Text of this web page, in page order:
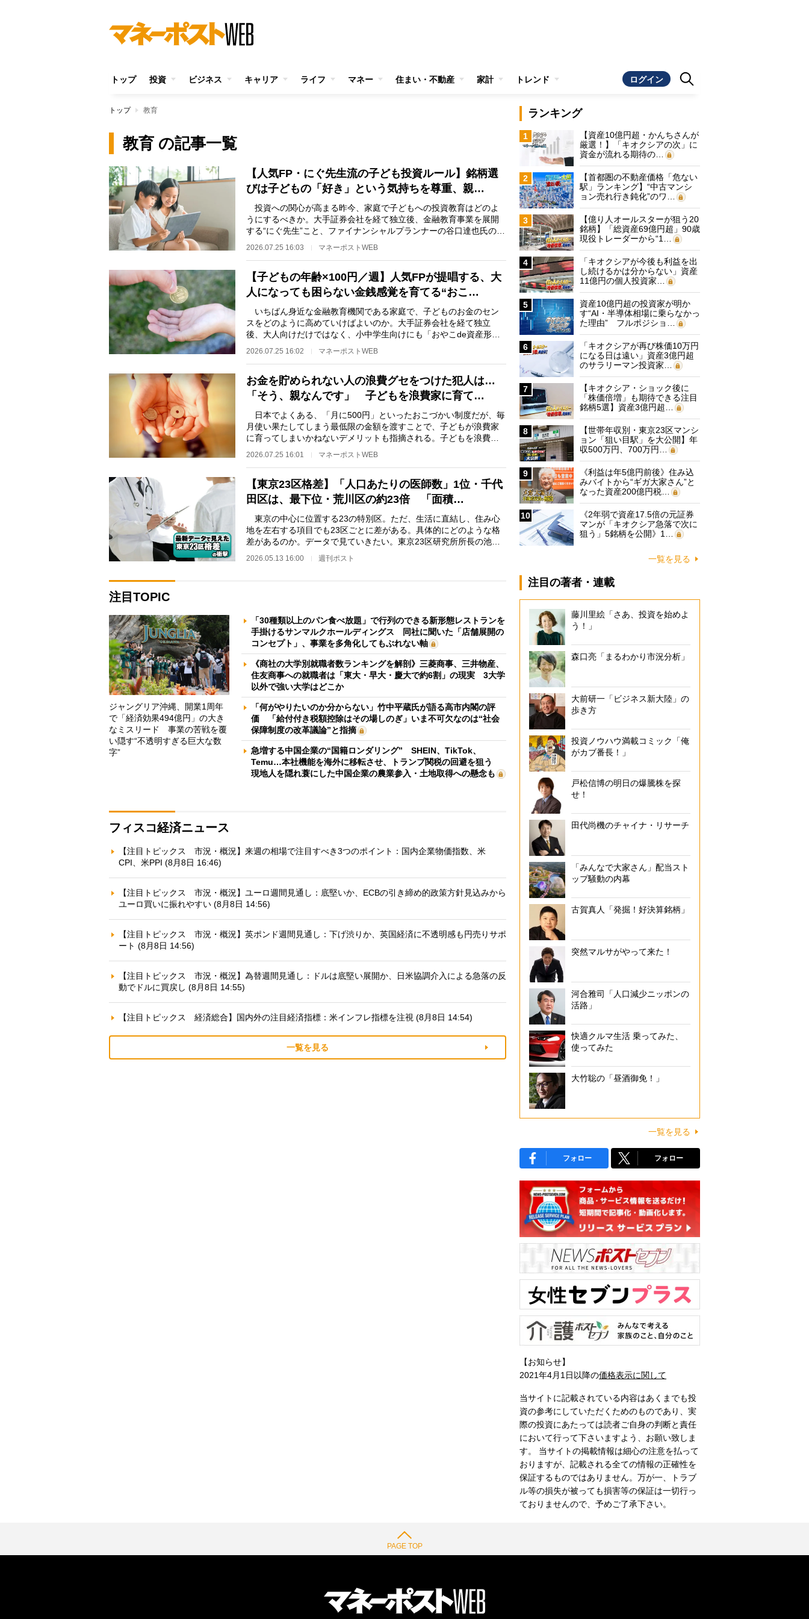
トップ 投資 ビジネス キャリア ライフ マネー 住まい・不動産 家計 トレンド ログイン
トップ 教育
教育 の記事一覧
【人気FP・にぐ先生流の子ども投資ルール】銘柄選
びは子どもの「好き」という気持ちを尊重、親…
投資への関心が高まる昨今、家庭で子どもへの投資教育はどのよ
うにするべきか。大手証券会社を経て独立後、金融教育事業を展開
する“にぐ先生”こと、ファイナンシャルプランナーの谷口達也氏の著
2026.07.25 16:03 マネーポストWEB
【子どもの年齢×100円／週】人気FPが提唱する、大
人になっても困らない金銭感覚を育てる“おこ…
いちばん身近な金融教育機関である家庭で、子どものお金のセン
スをどのように高めていけばよいのか。大手証券会社を経て独立
後、大人向けだけではなく、小中学生向けにも「おやこde資産形成
2026.07.25 16:02 マネーポストWEB
お金を貯められない人の浪費グセをつけた犯人は…
「そう、親なんです」 子どもを浪費家に育て…
日本でよくある、「月に500円」といったおこづかい制度だが、毎
月使い果たしてしまう最低限の金額を渡すことで、子どもが浪費家
に育ってしまいかねないデメリットも指摘される。子どもを浪費家
2026.07.25 16:01 マネーポストWEB
【東京23区格差】「人口あたりの医師数」1位・千代
田区は、最下位・荒川区の約23倍 「面積…
東京の中心に位置する23の特別区。ただ、生活に直結し、住み心
地を左右する項目でも23区ごとに差がある。具体的にどのような格
差があるのか。データで見ていきたい。東京23区研究所所長の池田
利道氏の協力により…
2026.05.13 16:00 週刊ポスト
注目TOPIC
ジャングリア沖縄、開業1周年
で「経済効果494億円」の大き
なミスリード 事業の苦戦を覆
い隠す“不透明すぎる巨大な数
字”
「30種類以上のパン食べ放題」で行列のできる新形態レストランを
手掛けるサンマルクホールディングス 同社に聞いた「店舗展開の
コンセプト」、事業を多角化してもぶれない軸
《商社の大学別就職者数ランキングを解剖》三菱商事、三井物産、
住友商事への就職者は「東大・早大・慶大で約6割」の現実 3大学
以外で強い大学はどこか
「何がやりたいのか分からない」竹中平蔵氏が語る高市内閣の評
価 「給付付き税額控除はその場しのぎ」いま不可欠なのは“社会
保障制度の改革議論”と指摘
急増する中国企業の“国籍ロンダリング” SHEIN、TikTok、
Temu…本社機能を海外に移転させ、トランプ関税の回避を狙う
現地人を隠れ蓑にした中国企業の農業参入・土地取得への懸念も
フィスコ経済ニュース
【注目トピックス 市況・概況】来週の相場で注目すべき3つのポイント：国内企業物価指数、米
CPI、米PPI (8月8日 16:46)
【注目トピックス 市況・概況】ユーロ週間見通し：底堅いか、ECBの引き締め的政策方針見込みから
ユーロ買いに振れやすい (8月8日 14:56)
【注目トピックス 市況・概況】英ポンド週間見通し：下げ渋りか、英国経済に不透明感も円売りサポ
ート (8月8日 14:56)
【注目トピックス 市況・概況】為替週間見通し：ドルは底堅い展開か、日米協調介入による急落の反
動でドルに買戻し (8月8日 14:55)
【注目トピックス 経済総合】国内外の注目経済指標：米インフレ指標を注視 (8月8日 14:54)
一覧を見る
ランキング
1
【資産10億円超・かんちさんが
厳選！】「キオクシアの次」に
資金が流れる期待の…
2
【首都圏の不動産価格「危ない
駅」ランキング】“中古マンシ
ョン売れ行き鈍化”のワ…
3
【億り人オールスターが狙う20
銘柄】「総資産69億円超」90歳
現役トレーダーから“1…
4
「キオクシアが今後も利益を出
し続けるかは分からない」資産
11億円の個人投資家…
5
資産10億円超の投資家が明か
す“AI・半導体相場に乗らなかっ
た理由” フルポジショ…
6
「キオクシアが再び株価10万円
になる日は遠い」資産3億円超
のサラリーマン投資家…
7
【キオクシア・ショック後に
「株価倍増」も期待できる注目
銘柄5選】資産3億円超…
8
【世帯年収別・東京23区マンシ
ョン「狙い目駅」を大公開】年
収500万円、700万円…
9
《利益は年5億円前後》住み込
みバイトから“ギガ大家さん”と
なった資産200億円税…
10
《2年弱で資産17.5倍の元証券
マンが「キオクシア急落で次に
狙う」5銘柄を公開》1…
一覧を見る
注目の著者・連載
藤川里絵「さあ、投資を始めよ
う！」
森口亮「まるわかり市況分析」
大前研一「ビジネス新大陸」の
歩き方
投資ノウハウ満載コミック「俺
がカブ番長！」
戸松信博の明日の爆騰株を探
せ！
田代尚機のチャイナ・リサーチ
「みんなで大家さん」配当スト
ップ騒動の内幕
古賀真人「発掘！好決算銘柄」
突然マルサがやって来た！
河合雅司「人口減少ニッポンの
活路」
快適クルマ生活 乗ってみた、
使ってみた
大竹聡の「昼酒御免！」
一覧を見る
フォロー フォロー
【お知らせ】
2021年4月1日以降の価格表示に関して
当サイトに記載されている内容はあくまでも投
資の参考にしていただくためのものであり、実
際の投資にあたっては読者ご自身の判断と責任
において行って下さいますよう、お願い致しま
す。 当サイトの掲載情報は細心の注意を払って
おりますが、記載される全ての情報の正確性を
保証するものではありません。万が一、トラブ
ル等の損失が被っても損害等の保証は一切行っ
ておりませんので、予めご了承下さい。
PAGE TOP